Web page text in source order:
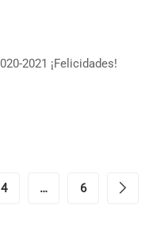
2021 ¡Felicidades!
4 … 6